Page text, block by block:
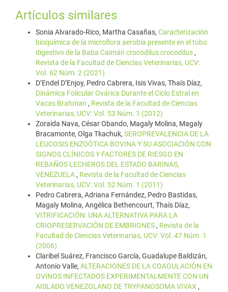
Artículos similares
Sonia Alvarado-Rico, Martha Casañas, Caracterización
bioquímica de la microflora aerobia presente en el tubo
digestivo de la Baba Caimán crocodilus crocodilus,
Revista de la Facultad de Ciencias Veterinarias, UCV:
Vol. 62 Núm. 2 (2021)
D’Endel D’Enjoy, Pedro Cabrera, Isis Vivas, Thaís Díaz,
Dinámica Folicular Ovárica Durante el Ciclo Estral en
Vacas Brahman , Revista de la Facultad de Ciencias
Veterinarias, UCV: Vol. 53 Núm. 1 (2012)
Zoraida Nava, César Obando, Magaly Molina, Magaly
Bracamonte, Olga Tkachuk, SEROPREVALENCIA DE LA
LEUCOSIS ENZOÓTICA BOVINA Y SU ASOCIACIÓN CON
SIGNOS CLÍNICOS Y FACTORES DE RIESGO EN
REBAÑOS LECHEROS DEL ESTADO BARINAS,
VENEZUELA, Revista de la Facultad de Ciencias
Veterinarias, UCV: Vol. 52 Núm. 1 (2011)
Pedro Cabrera, Adriana Fernández, Pedro Bastidas,
Magaly Molina, Angélica Bethencourt, Thaís Díaz,
VITRIFICACIÓN: UNA ALTERNATIVA PARA LA
CRIOPRESERVACIÓN DE EMBRIONES, Revista de la
Facultad de Ciencias Veterinarias, UCV: Vol. 47 Núm. 1
(2006)
Claribel Suárez, Francisco García, Guadalupe Baldizán,
Antonio Valle, ALTERACIONES DE LA COAGULACIÓN EN
OVINOS INFECTADOS EXPERIMENTALMENTE CON UN
AISLADO VENEZOLANO DE TRYPANOSOMA VIVAX,